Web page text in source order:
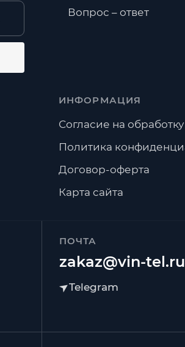
ПОЧТА
zakaz@vin-tel.ru
Вопрос – ответ
ИНФОРМАЦИЯ
Согласие на
Политика
Договор-оферта
Карта сайта